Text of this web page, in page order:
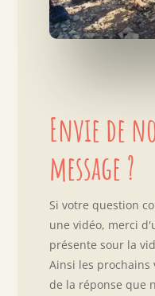
Envie de
message ?
Si votre question
une vidéo, merci
présente sour la
Ainsi les
de la réponse que